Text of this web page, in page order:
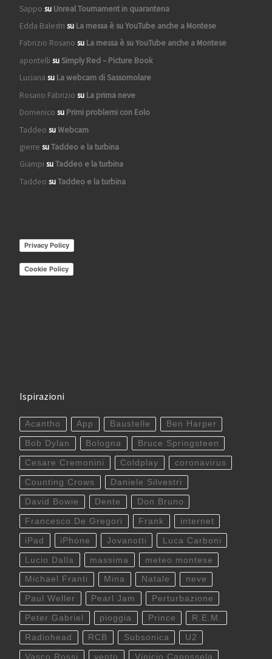
Sappo su Unreal Tournament in quarantena
Edda Balestri su La messa è su YouTube anche a Montese
Fabrizio Rosano su La messa è su YouTube anche a Montese
apontelli suSimply Red – Picture Book
Luciana su La webcam di Sassomolare
Rosano Fabrizio su La prima neve
Domenico su Primi problemi con Eolo
Taddeo suWebcam
gierre suTaddeo e la turbina
Giampi suTaddeo e la turbina
Taddeo suTaddeo e la turbina
Privacy Policy
Cookie Policy
Ispirazioni
Acantho App Baustelle Ben Harper
Bob Dylan Bologna Bruce Springsteen
Cesare Cremonini Coldplay coronavirus
Counting Crows Daniele Silvestri
David Bowie Dente Don Bruno
Francesco De Gregori Frank internet
iPad iPhone Jovanotti Luca Carboni
Lucio Dalla massima meteo montese
Michael Franti Mina Natale neve
Paul Weller Pearl Jam Perturbazione
Peter Gabriel pioggia Prince R.E.M.
Radiohead RCB Subsonica U2
Vasco Rossi vento Vinicio Capossela